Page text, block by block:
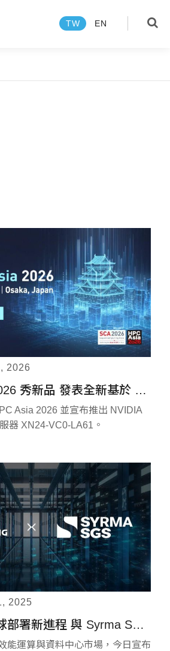
TW EN
2026
技鋼科技 SCA 2026 秀新品 發表全新基於 NVIDIA GB200 NVL4 平台伺服器
Asia 2026 並宣布推出 NVIDIA
器 XN24-VC0-LA61。
2025
技鋼科技推動全球部署新進程 與 Syrma SGS 於印度建置伺服器製造能力
能運算與資料中心市場，今日宣布